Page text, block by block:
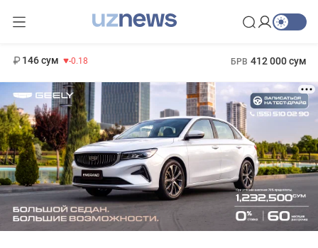
146 сум -0.18 БРВ 412 000 сум